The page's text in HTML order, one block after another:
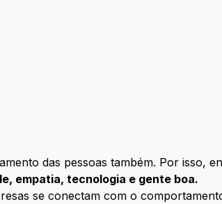
das pessoas também. Por isso,
empatia, tecnologia e gente boa.
se conectam com o